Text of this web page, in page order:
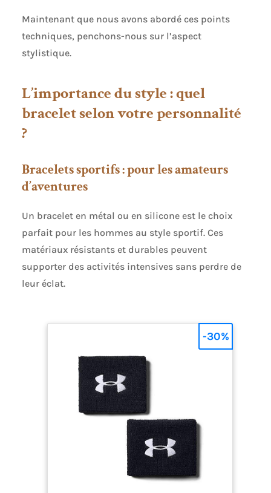
Maintenant que nous avons abordé ces points
techniques, penchons-nous sur l’aspect
stylistique.
L’importance du style : quel
bracelet selon votre personnalité
?
Bracelets sportifs : pour les amateurs
d’aventures
Un bracelet en métal ou en silicone est le choix
parfait pour les hommes au style sportif. Ces
matériaux résistants et durables peuvent
supporter des activités intensives sans perdre de
leur éclat.
-30%